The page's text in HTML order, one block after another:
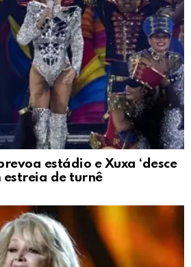
estádio e Xuxa ‘desce
estreia de turnê